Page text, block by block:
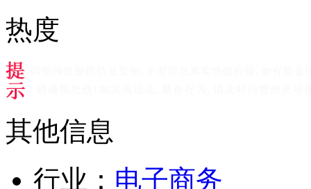
热度
其他信息
行业： 电子商务